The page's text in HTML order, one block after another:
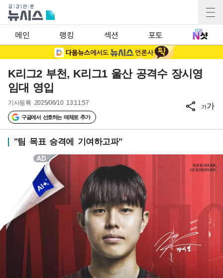
메인 랭킹 섹션 포토
K리그2 부천, K리그1 울산 공격수 장시영
임대 영입
기사등록 2025/06/10 13:11:57
구글에서 선호하는 매체로 추가
가가
"팀 목표 승격에 기여하고파"